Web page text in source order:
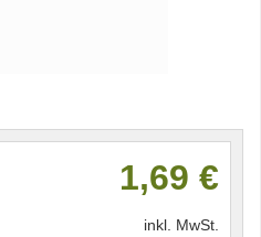
1,69 €
inkl. MwSt.